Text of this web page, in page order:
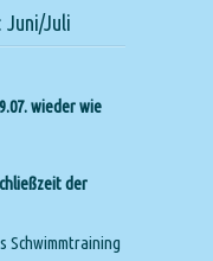
Juni/Juli
wieder wie
der
Schwimmtraining